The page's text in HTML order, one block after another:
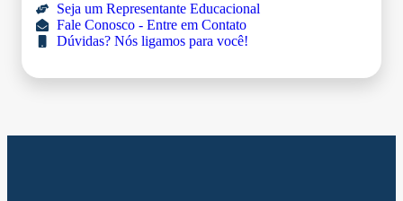
Seja um Representante Educacional
Fale Conosco - Entre em Contato
Dúvidas? Nós ligamos para você!